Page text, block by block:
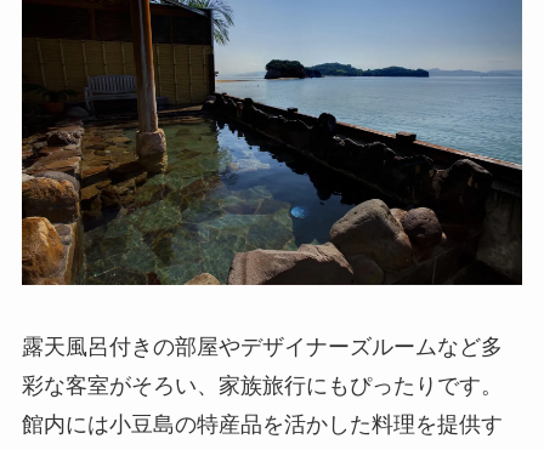
露天風呂付きの部屋やデザイナーズルームなど多
彩な客室がそろい、家族旅行にもぴったりです。
館内には小豆島の特産品を活かした料理を提供す